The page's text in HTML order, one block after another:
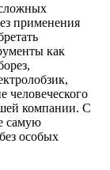
применения
как
человеческого
компании. С
самую
особых